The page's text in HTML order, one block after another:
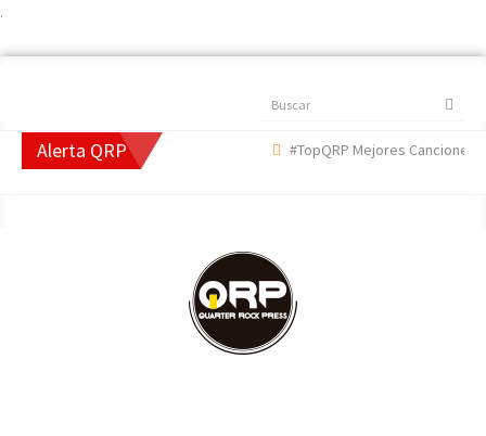
.
Buscar
Alerta QRP #TopQRP Mejores Canciones